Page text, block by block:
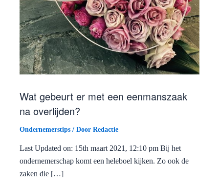
Wat gebeurt er met een eenmanszaak
na overlijden?
Ondernemerstips / Door Redactie
Last Updated on: 15th maart 2021, 12:10 pm Bij het
ondernemerschap komt een heleboel kijken. Zo ook de
zaken die […]